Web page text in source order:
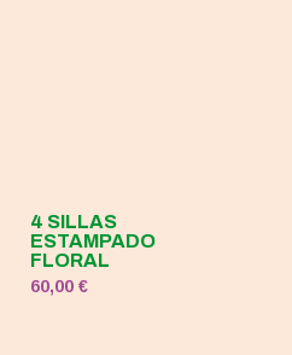
4 SILLAS
ESTAMPADO
FLORAL
60,00€